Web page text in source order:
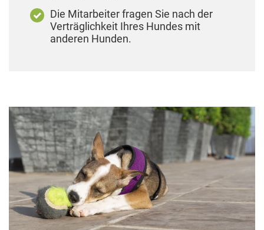
Die Mitarbeiter fragen Sie nach der
Verträglichkeit Ihres Hundes mit
anderen Hunden.